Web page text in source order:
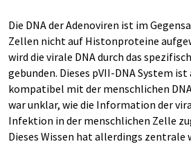
Die DNA der Adenoviren ist im
Zellen nicht auf Histonproteine
wird die virale DNA durch das
gebunden. Dieses pVII-DNA System
kompatibel mit der menschlichen
war unklar, wie die Information der
Infektion in der menschlichen Zelle
Dieses Wissen hat allerdings zentrale